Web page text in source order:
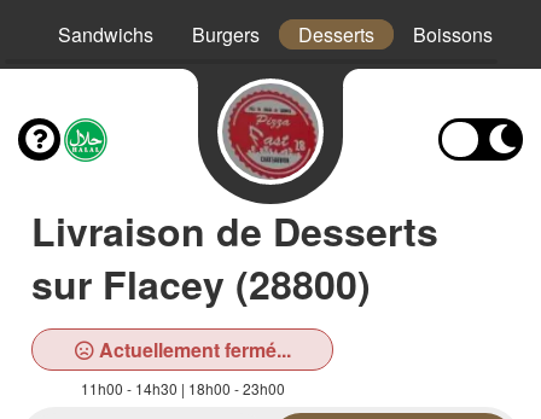
Sandwichs Burgers Desserts Boissons
Livraison de Desserts
sur Flacey (28800)
Actuellement fermé...
11h00 - 14h30 | 18h00 - 23h00